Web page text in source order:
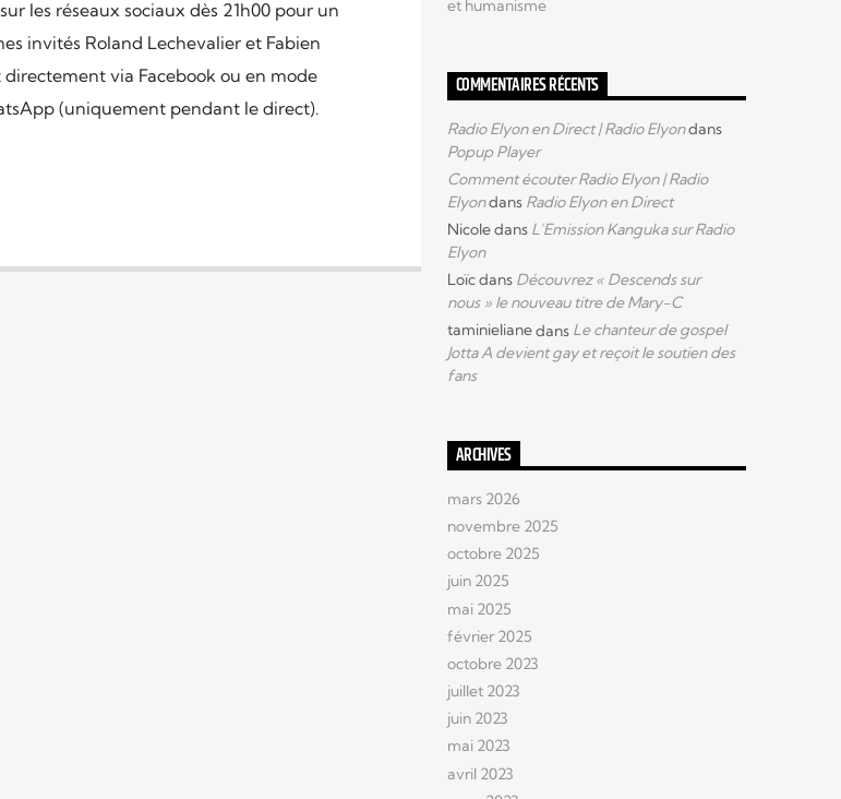
les réseaux sociaux dès 21h00 pour un
invités Roland Lechevalier et Fabien
via Facebook ou en mode
(uniquement pendant le direct).
et humanisme
COMMENTAIRES RÉCENTS
Radio Elyon en Direct | Radio Elyondans
Popup Player
Comment écouter Radio Elyon | Radio
Elyondans Radio Elyon en Direct
Nicoledans L’Emission Kanguka sur Radio
Elyon
Loïcdans Découvrez « Descends sur
nous » le nouveau titre de Mary-C
taminielianedans Le chanteur de gospel
Jotta A devient gay et reçoit le soutien des
fans
ARCHIVES
mars 2026
novembre 2025
octobre 2025
juin 2025
mai 2025
février 2025
octobre 2023
juillet 2023
juin 2023
mai 2023
avril 2023